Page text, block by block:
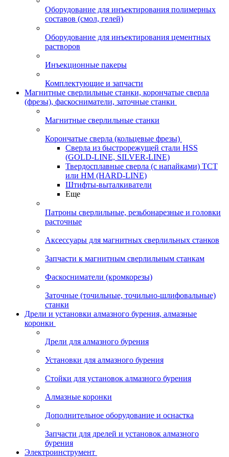
Оборудование для инъектирования полимерных
составов (смол, гелей)
Оборудование для инъектирования цементных
растворов
Инъекционные пакеры
Комплектующие и запчасти
Магнитные сверлильные станки, корончатые сверла
(фрезы), фаскосниматели, заточные станки
Магнитные сверлильные станки
Корончатые сверла (кольцевые фрезы)
Сверла из быстрорежущей стали HSS
(GOLD-LINE, SILVER-LINE)
Твердосплавные сверла (с напайками) ТСТ
или HM (HARD-LINE)
Штифты-выталкиватели
Еще
Патроны сверлильные, резьбонарезные и головки
расточные
Аксессуары для магнитных сверлильных станков
Запчасти к магнитным сверлильным станкам
Фаскосниматели (кромкорезы)
Заточные (точильные, точильно-шлифовальные)
станки
Дрели и установки алмазного бурения, алмазные
коронки
Дрели для алмазного бурения
Установки для алмазного бурения
Стойки для установок алмазного бурения
Алмазные коронки
Дополнительное оборудование и оснастка
Запчасти для дрелей и установок алмазного
бурения
Электроинструмент